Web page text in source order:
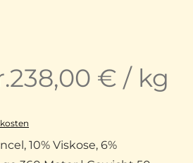
238,00 € / kg
10% Viskose, 6%